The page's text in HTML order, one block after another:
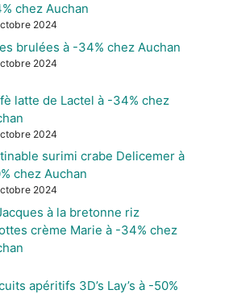
chez Auchan
2024
brulées à -34% chez Auchan
2024
latte de Lactel à -34% chez
2024
surimi crabe Delicemer à
chez Auchan
2024
à la bretonne riz
crème Marie à -34% chez
apéritifs 3D’s Lay’s à -50%